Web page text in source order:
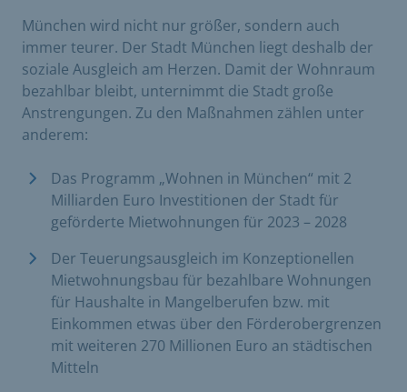
München wird nicht nur größer, sondern auch
immer teurer. Der Stadt München liegt deshalb der
soziale Ausgleich am Herzen. Damit der Wohnraum
bezahlbar bleibt, unternimmt die Stadt große
Anstrengungen. Zu den Maßnahmen zählen unter
anderem:
Das Programm „Wohnen in München“ mit 2
Milliarden Euro Investitionen der Stadt für
geförderte Mietwohnungen für 2023 – 2028
Der Teuerungsausgleich im Konzeptionellen
Mietwohnungsbau für bezahlbare Wohnungen
für Haushalte in Mangelberufen bzw. mit
Einkommen etwas über den Förderobergrenzen
mit weiteren 270 Millionen Euro an städtischen
Mitteln